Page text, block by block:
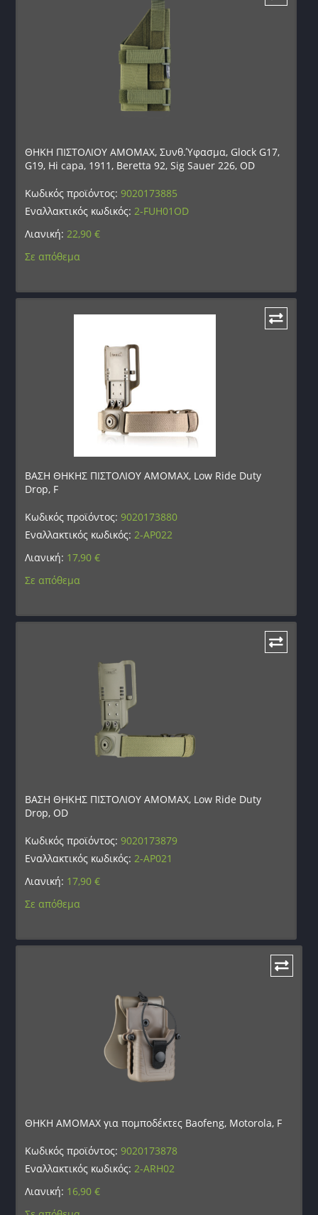
ΘΗΚΗ ΠΙΣΤΟΛΙΟΥ AMOMAX, Συνθ.Ύφασμα, Glock G17,
G19, Hi capa, 1911, Beretta 92, Sig Sauer 226, OD
Κωδικός προϊόντος:9020173885
Εναλλακτικός κωδικός:2-FUH01OD
Λιανική:22,90€
Σε απόθεμα
ΒΑΣΗ ΘΗΚΗΣ ΠΙΣΤΟΛΙΟΥ AMOMAX, Low Ride Duty
Drop, F
Κωδικός προϊόντος:9020173880
Εναλλακτικός κωδικός:2-AP022
Λιανική: 17,90€
Σε απόθεμα
ΒΑΣΗ ΘΗΚΗΣ ΠΙΣΤΟΛΙΟΥ AMOMAX, Low Ride Duty
Drop, OD
Κωδικός προϊόντος:9020173879
Εναλλακτικός κωδικός:2-AP021
Λιανική: 17,90€
Σε απόθεμα
ΘΗΚΗ AMOMAX για πομποδέκτες Baofeng, Motorola, F
Κωδικός προϊόντος:9020173878
Εναλλακτικός κωδικός:2-ARH02
Λιανική: 16,90€